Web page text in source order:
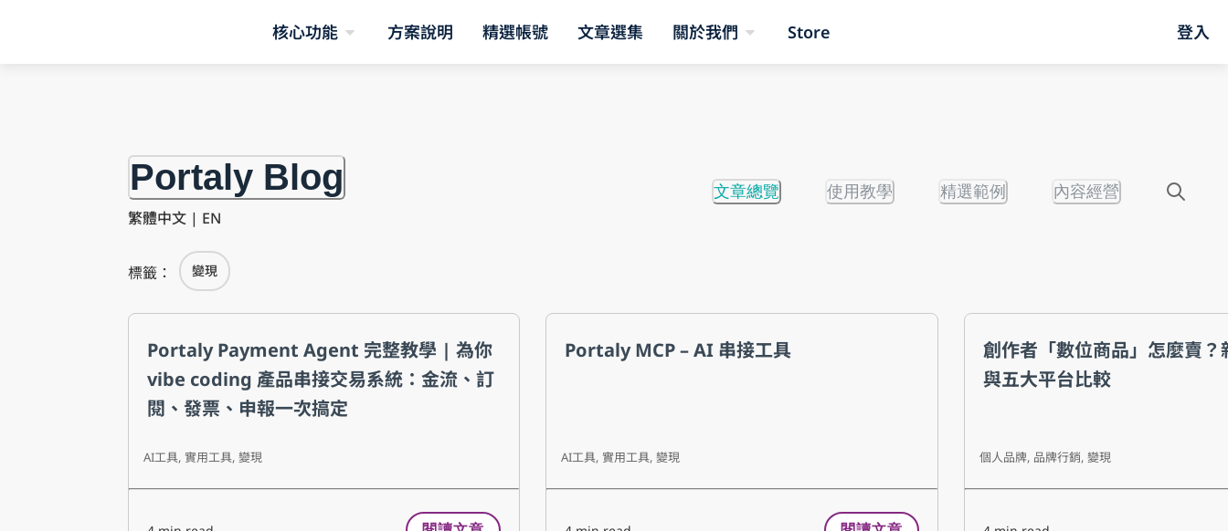
核心功能 方案說明 精選帳號 文章選集 關於我們 Store 登入
Portaly Blog
繁體中文 | EN
文章總覽 使用教學 精選範例 內容經營
標籤： 變現
Portaly Payment Agent 完整教學 | 為你
vibe coding 產品串接交易系統：金流、訂
閱、發票、申報一次搞定
AI工具, 實用工具, 變現
Portaly MCP – AI 串接工具
AI工具, 實用工具, 變現
創作者「數位商品」怎麼賣？
與五大平台比較
個人品牌, 品牌行銷, 變現